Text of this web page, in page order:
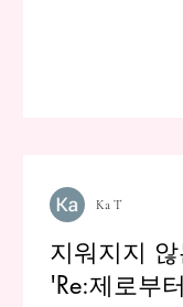
지워지지 않
'Re:제로부
Ka T